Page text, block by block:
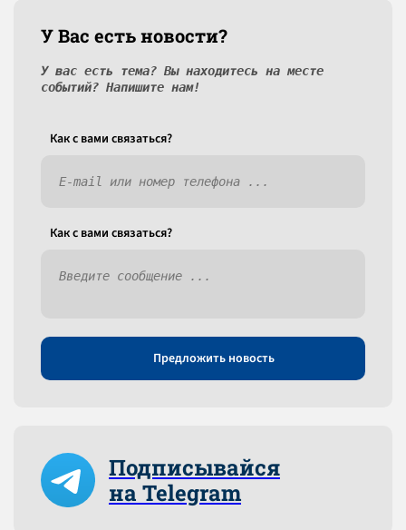
У Вас есть новости?
У вас есть тема? Вы находитесь на месте
событий? Напишите нам!
Как c вами связаться?
Как c вами связаться?
Предложить новость
Подписывайся
на Telegram